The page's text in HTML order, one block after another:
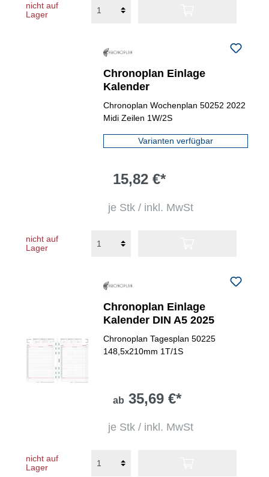
nicht auf
Lager
Chronoplan Einlage
Kalender
Chronoplan Wochenplan 50252 2022
Midi Zeilen 1W/2S
Varianten verfügbar
15,82 €*
je Stk / inkl. MwSt
nicht auf
Lager
Chronoplan Einlage
Kalender DIN A5 2025
Chronoplan Tagesplan 50225
148,5x210mm 1T/1S
ab 35,69 €*
je Stk / inkl. MwSt
nicht auf
Lager